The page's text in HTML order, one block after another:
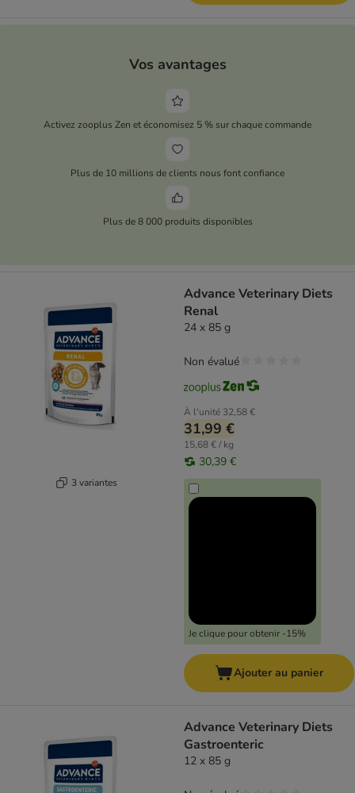
Vos avantages
Activez zooplus Zen et économisez 5 % sur chaque commande
Plus de 10 millions de clients nous font confiance
Plus de 8 000 produits disponibles
3 variantes
Advance Veterinary Diets
Renal
24 x 85 g
À l'unité 32,58 €
31,99 €
15,68 € / kg
30,39 €
Je clique pour obtenir -15%
Non évalué
Ajouter au panier
Advance Veterinary Diets
Gastroenteric
12 x 85 g